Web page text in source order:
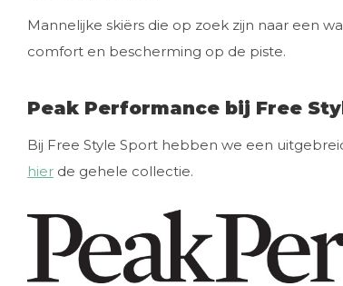
Mannelijke skiërs die op zoek zijn naar een
comfort en bescherming op de piste.
Peak Performance bij Free
Bij Free Style Sport hebben we een
hier de gehele collectie.